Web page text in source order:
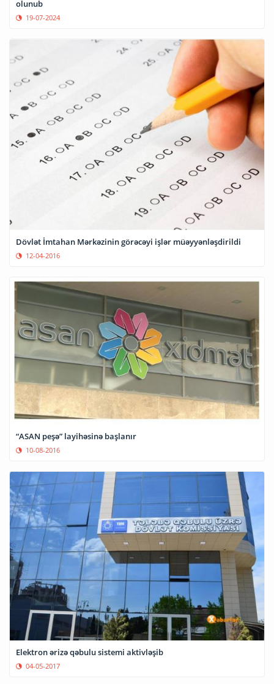
olunub
19-07-2024
Dövlət İmtahan Mərkəzinin görəcəyi işlər müəyyənləşdirildi
12-04-2016
“ASAN peşə” layihəsinə başlanır
10-08-2016
Elektron ərizə qəbulu sistemi aktivləşib
04-05-2017